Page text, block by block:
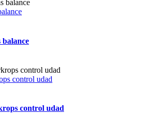
control udad
control udad